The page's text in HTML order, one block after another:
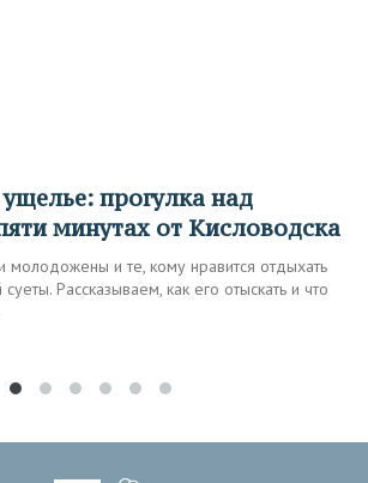
минутах от Кисловодска
молодожены и те, кому нравится отдыхать
Рассказываем, как его отыскать и что